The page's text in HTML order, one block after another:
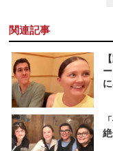
関連記事